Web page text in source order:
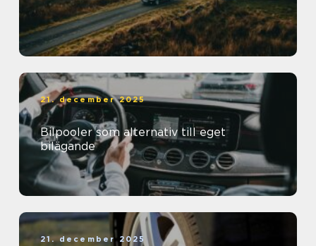
21. december 2025
Bilpooler som alternativ till eget
bilägande
21. december 2025